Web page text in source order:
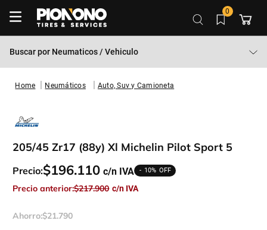
0
Buscar por Neumaticos / Vehiculo
Neumáticos Auto, Suv y Camioneta
205/45 Zr17 (88y) Xl Michelin Pilot Sport 5
Precio:$196.110 10%
Precio anterior:$217.900
Ahorro:$21.790